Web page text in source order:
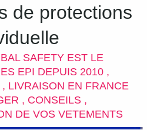
de protections
SAFETY EST LE
EPI DEPUIS 2010 ,
LIVRAISON EN FRANCE
, CONSEILS ,
DE VOS VETEMENTS